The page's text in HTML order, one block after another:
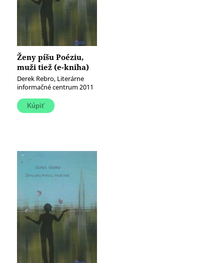
Ženy píšu Poéziu,
muži tiež (e-kniha)
Derek Rebro, Literárne
informačné centrum 2011